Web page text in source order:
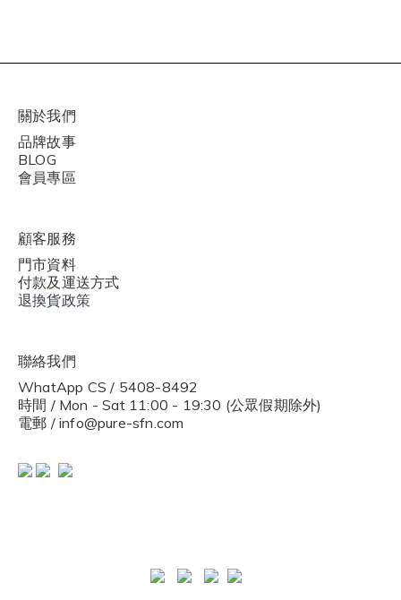
關於我們
品牌故事
BLOG
會員專區
顧客服務
門市資料
付款及運送方式
退換貨政策
聯絡我們
WhatApp CS / 5408-8492
時間 / Mon - Sat 11:00 - 19:30 (公眾假期除外)
電郵 / info@pure-sfn.com